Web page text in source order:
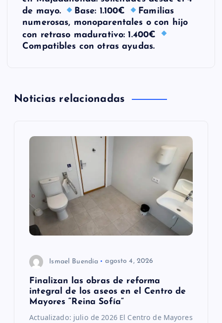
ó
de mayo.
Base: 1.100€
Familias
numerosas, monoparentales o con hijo
con retraso madurativo: 1.400€
Compatibles con otras ayudas.
Noticias relacionadas
Ismael Buendía agosto 4, 2026
Finalizan las obras de reforma
integral de los aseos en el Centro de
Mayores “Reina Sofía”
Actualizado: julio de 2026 El Centro de Mayores